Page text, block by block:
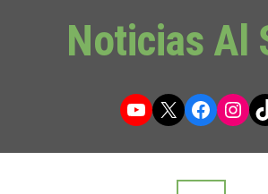
Noticias Al
YouTube
X